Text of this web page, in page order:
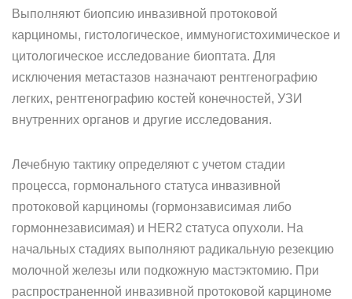
Выполняют биопсию инвазивной протоковой
карциномы, гистологическое, иммуногистохимическое и
цитологическое исследование биоптата. Для
исключения метастазов назначают рентгенографию
легких, рентгенографию костей конечностей, УЗИ
внутренних органов и другие исследования.
Лечебную тактику определяют с учетом стадии
процесса, гормонального статуса инвазивной
протоковой карциномы (гормонзависимая либо
гормоннезависимая) и HER2 статуса опухоли. На
начальных стадиях выполняют радикальную резекцию
молочной железы или подкожную мастэктомию. При
распространенной инвазивной протоковой карциноме